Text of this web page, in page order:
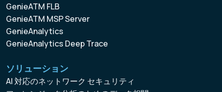
GenieATM FLB
GenieATM MSP Server
GenieAnalytics
GenieAnalytics Deep Trace
ソリューション
AI 対応のネットワーク セキュリティ